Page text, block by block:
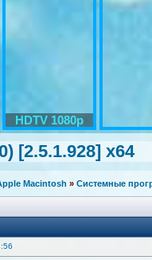
HDTV 1080p
[2.5.1.928] x64
Macintosh » Системные